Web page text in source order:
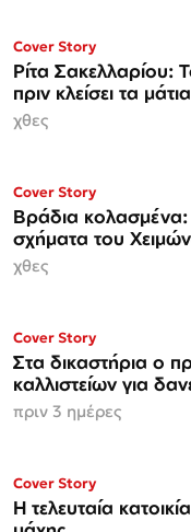
ΜΟΝΟ ΣΤΗΝ
Espresso
Cover Story
Ρίτα Σακελλαρίου:
πριν κλείσει τα μάτια
χθες
Cover Story
Βράδια
σχήματα του
χθες
Cover Story
Στα δικαστήρια ο
καλλιστείων για
πριν 3 ημέρες
Cover Story
Η τελευταία